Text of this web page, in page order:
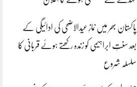
پاکستان بھر میں نمازِ عیدالاضحی کی ادائیگی کے
بعد سنتِ ابراہیمی کو زندہ رکھتے ہوئے قربانی کا
سلسلہ شروع